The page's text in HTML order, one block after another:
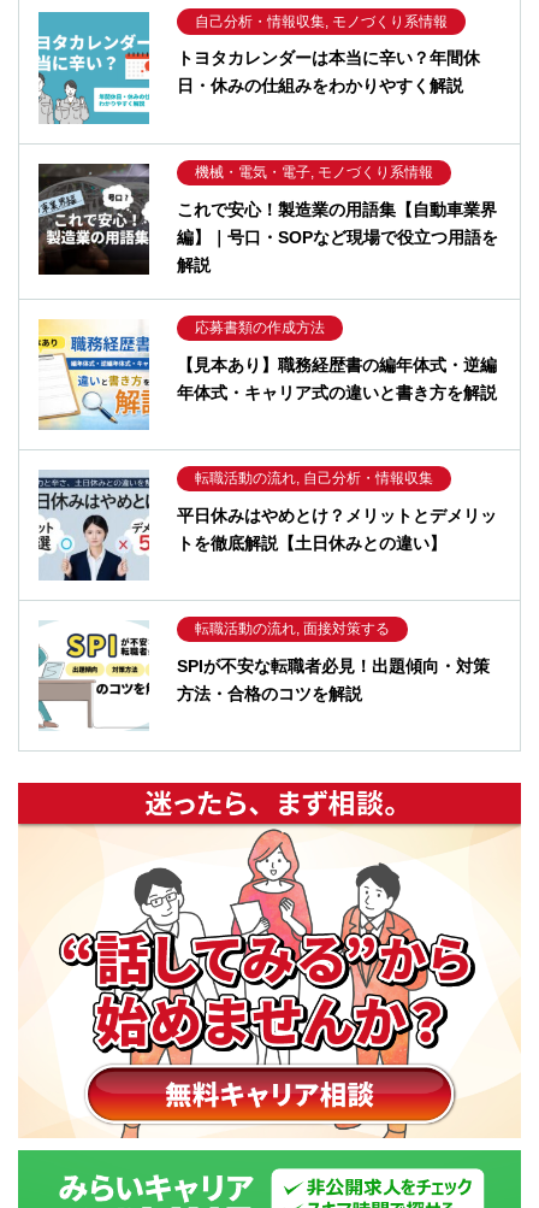
自己分析・情報収集, モノづくり系情報
トヨタカレンダーは本当に辛い？年間休
日・休みの仕組みをわかりやすく解説
機械・電気・電子, モノづくり系情報
これで安心！製造業の用語集【自動車業界
編】｜号口・SOPなど現場で役立つ用語を
解説
応募書類の作成方法
【見本あり】職務経歴書の編年体式・逆編
年体式・キャリア式の違いと書き方を解説
転職活動の流れ, 自己分析・情報収集
平日休みはやめとけ？メリットとデメリッ
トを徹底解説【土日休みとの違い】
転職活動の流れ, 面接対策する
SPIが不安な転職者必見！出題傾向・対策
方法・合格のコツを解説